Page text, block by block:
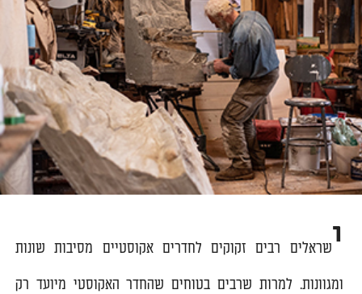
ישראלים רבים זקוקים לחדרים אקוסטיים מסיבות שונות
ומגוונות. למרות שרבים בטוחים שהחדר האקוסטי מיועד רק